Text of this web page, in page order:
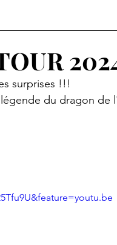
surprises !!!
du dragon de